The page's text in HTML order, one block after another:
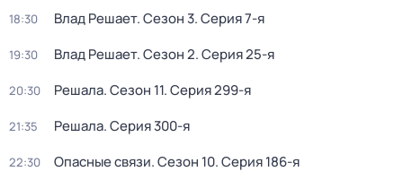
18:30 Влад Решает. Сезон 3. Серия 7-я
19:30 Влад Решает. Сезон 2. Серия 25-я
20:30 Решала. Сезон 11. Серия 299-я
21:35 Решала. Серия 300-я
22:30 Опасные связи. Сезон 10. Серия 186-я